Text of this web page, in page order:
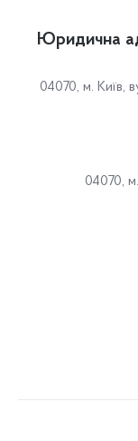
Юридична
04070, м. Київ,
04070,